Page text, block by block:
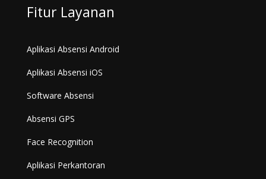
Fitur Layanan
Aplikasi Absensi Android
Aplikasi Absensi iOS
Software Absensi
Absensi GPS
Face Recognition
Aplikasi Perkantoran